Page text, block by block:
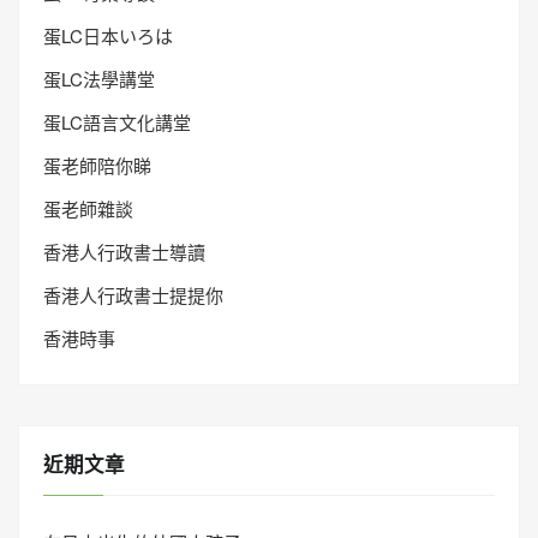
蛋LC日本いろは
蛋LC法學講堂
蛋LC語言文化講堂
蛋老師陪你睇
蛋老師雜談
香港人行政書士導讀
香港人行政書士提提你
香港時事
近期文章